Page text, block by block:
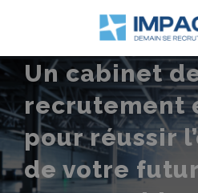
Un cabinet
recrutement
pour réussir
de votre futur